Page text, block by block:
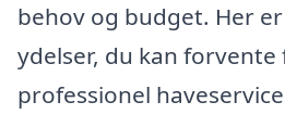
behov og budget. Her
ydelser, du kan forvente
professionel